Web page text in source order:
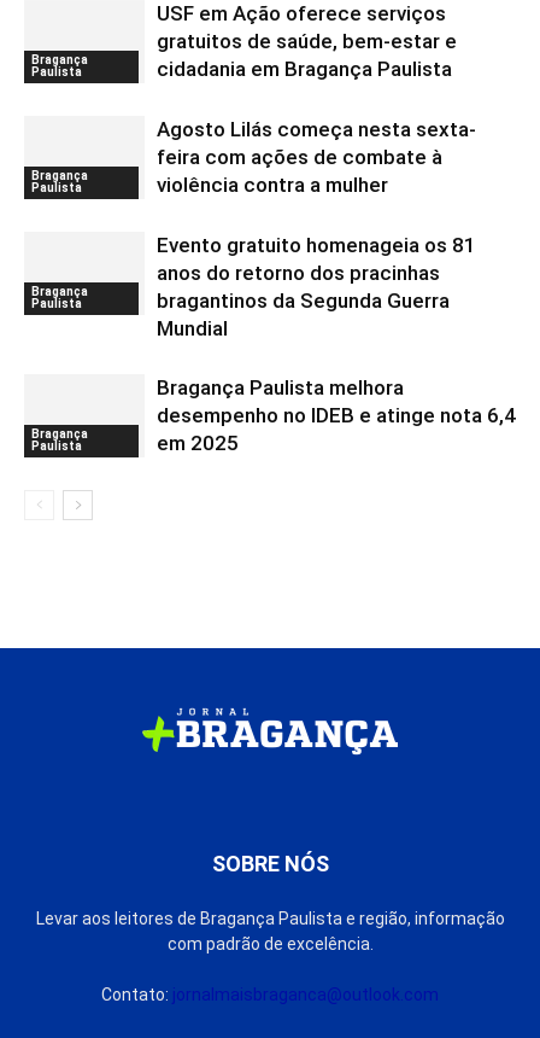
Bragança
Paulista
USF em Ação oferece serviços
gratuitos de saúde, bem-estar e
cidadania em Bragança Paulista
Bragança
Paulista
Agosto Lilás começa nesta sexta-
feira com ações de combate à
violência contra a mulher
Bragança
Paulista
Evento gratuito homenageia os 81
anos do retorno dos pracinhas
bragantinos da Segunda Guerra
Mundial
Bragança
Paulista
Bragança Paulista melhora
desempenho no IDEB e atinge nota 6,4
em 2025
SOBRE NÓS
Levar aos leitores de Bragança Paulista e região, informação
com padrão de excelência.
Contato: jornalmaisbraganca@outlook.com